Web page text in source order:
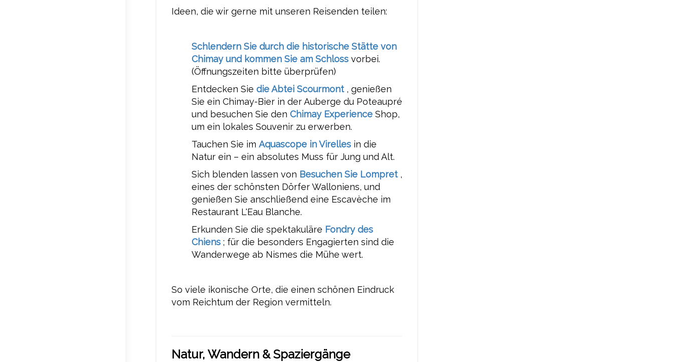
Ideen, die wir gerne mit unseren Reisenden teilen:
Schlendern Sie durch die historische Stätte von
Chimay und kommen Sie am Schloss vorbei.
(Öffnungszeiten bitte überprüfen)
Entdecken Sie die Abtei Scourmont, genießen
Sie ein Chimay-Bier in der Auberge du Poteaupré
und besuchen Sie den Chimay Experience Shop,
um ein lokales Souvenir zu erwerben.
Tauchen Sie im Aquascope in Virelles in die
Natur ein – ein absolutes Muss für Jung und Alt.
Sich blenden lassen von Besuchen Sie Lompret,
eines der schönsten Dörfer Walloniens, und
genießen Sie anschließend eine Escavèche im
Restaurant L'Eau Blanche.
Erkunden Sie die spektakuläre Fondry des
Chiens ; für die besonders Engagierten sind die
Wanderwege ab Nismes die Mühe wert.
So viele ikonische Orte, die einen schönen Eindruck
vom Reichtum der Region vermitteln.
Natur, Wandern & Spaziergänge